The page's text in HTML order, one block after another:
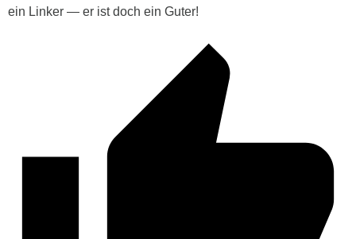
ein Linker — er ist doch ein Guter!